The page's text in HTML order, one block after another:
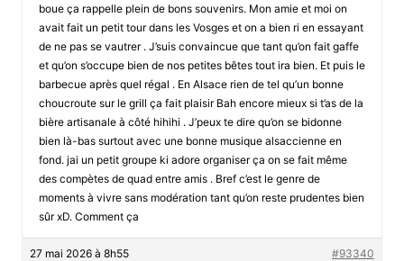
boue ça rappelle plein de bons souvenirs. Mon amie et moi on
avait fait un petit tour dans les Vosges et on a bien ri en essayant
de ne pas se vautrer . J’suis convaincue que tant qu’on fait gaffe
et qu’on s’occupe bien de nos petites bêtes tout ira bien. Et puis le
barbecue après quel régal . En Alsace rien de tel qu’un bonne
choucroute sur le grill ça fait plaisir Bah encore mieux si t’as de la
bière artisanale à côté hihihi . J’peux te dire qu’on se bidonne
bien là-bas surtout avec une bonne musique alsaccienne en
fond. jai un petit groupe ki adore organiser ça on se fait même
des compètes de quad entre amis . Bref c’est le genre de
moments à vivre sans modération tant qu’on reste prudentes bien
sûr xD. Comment ça
27 mai 2026 à 8h55 #93340